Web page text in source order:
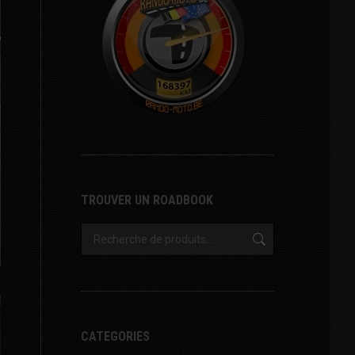
TROUVER UN ROADBOOK
CATEGORIES